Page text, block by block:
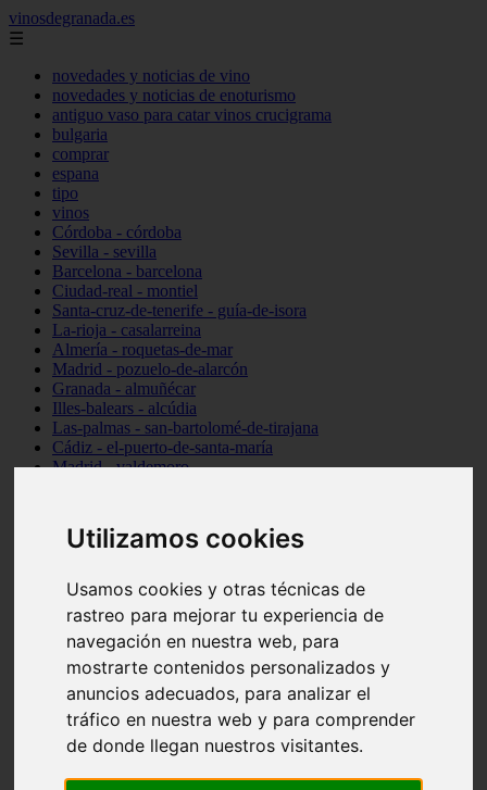
Utilizamos cookies
Usamos cookies y otras técnicas de
rastreo para mejorar tu experiencia de
navegación en nuestra web, para
mostrarte contenidos personalizados y
anuncios adecuados, para analizar el
tráfico en nuestra web y para comprender
de donde llegan nuestros visitantes.
vinosdegranada.es
☰
novedades y noticias de vino
novedades y noticias de enoturismo
antiguo vaso para catar vinos crucigrama
bulgaria
comprar
espana
tipo
vinos
Córdoba - córdoba
Sevilla - sevilla
Barcelona - barcelona
Ciudad-real - montiel
Santa-cruz-de-tenerife - guía-de-isora
La-rioja - casalarreina
Almería - roquetas-de-mar
Madrid - pozuelo-de-alarcón
Granada - almuñécar
Illes-balears - alcúdia
Las-palmas - san-bartolomé-de-tirajana
Cádiz - el-puerto-de-santa-maría
Madrid - valdemoro
Cantabria - suances
Sevilla - bormujos
Málaga - júzcar
Huesca - alquézar
Huesca - castejón-de-sos
Lleida - alt-àneu
Córdoba - almedinilla
Navarra - zangoza
Cantabria - arenas-de-iguña
Barcelona - la-pobla-de-lillet
Murcia - cartagena